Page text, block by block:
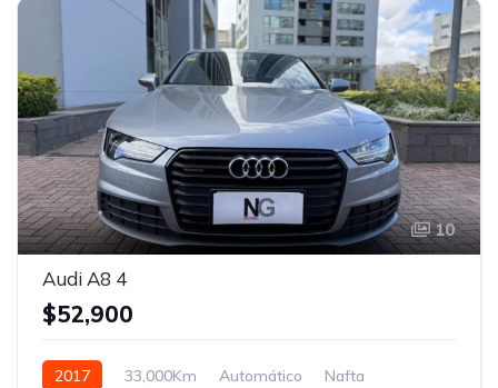
10
Audi A8 4
$52,900
2017 33,000Km Automático
Nafta